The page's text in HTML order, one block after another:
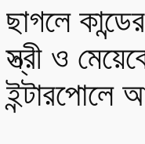
ছাগলে
স্ত্রী ও
ইন্টারপোলে